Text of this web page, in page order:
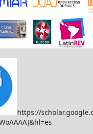
https://